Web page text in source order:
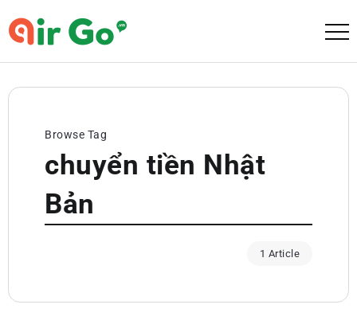
Browse Tag
chuyển tiền Nhật
Bản
1 Article